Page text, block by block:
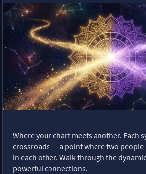
Where your chart meets another. Each
crossroads — a point where two people
in each other. Walk through the
powerful connections.